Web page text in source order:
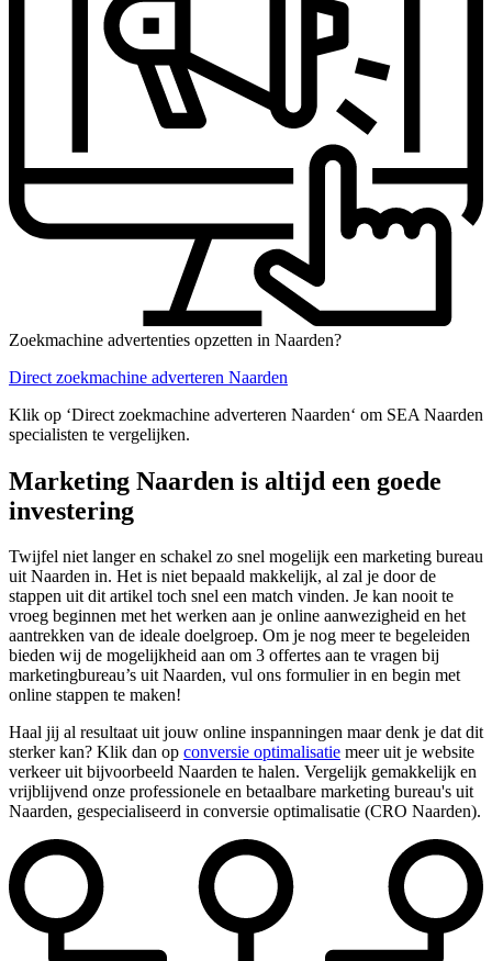
Zoekmachine advertenties opzetten in Naarden?
Direct zoekmachine adverteren Naarden
Klik op ‘Direct zoekmachine adverteren Naarden‘ om SEA Naarden
specialisten te vergelijken.
Marketing Naarden is altijd een goede
investering
Twijfel niet langer en schakel zo snel mogelijk een marketing bureau
uit Naarden in. Het is niet bepaald makkelijk, al zal je door de
stappen uit dit artikel toch snel een match vinden. Je kan nooit te
vroeg beginnen met het werken aan je online aanwezigheid en het
aantrekken van de ideale doelgroep. Om je nog meer te begeleiden
bieden wij de mogelijkheid aan om 3 offertes aan te vragen bij
marketingbureau’s uit Naarden, vul ons formulier in en begin met
online stappen te maken!
Haal jij al resultaat uit jouw online inspanningen maar denk je dat dit
sterker kan? Klik dan op conversie optimalisatie meer uit je website
verkeer uit bijvoorbeeld Naarden te halen. Vergelijk gemakkelijk en
vrijblijvend onze professionele en betaalbare marketing bureau's uit
Naarden, gespecialiseerd in conversie optimalisatie (CRO Naarden).